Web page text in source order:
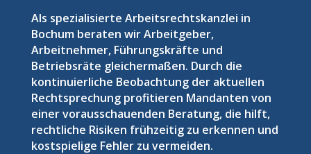
Als spezialisierte Arbeitsrechtskanzlei in
Bochum beraten wir Arbeitgeber,
Arbeitnehmer, Führungskräfte und
Betriebsräte gleichermaßen. Durch die
kontinuierliche Beobachtung der aktuellen
Rechtsprechung profitieren Mandanten von
einer vorausschauenden Beratung, die hilft,
rechtliche Risiken frühzeitig zu erkennen und
kostspielige Fehler zu vermeiden.